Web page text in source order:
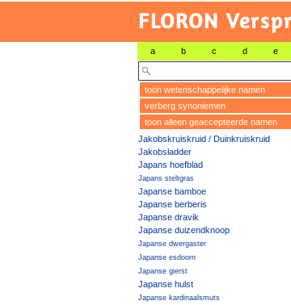
FLORON
a b c d e
toon wetenschappelijke namen
verberg synoniemen
toon alleen geaccepteerde namen
Jakobskruiskruid / Duinkruiskruid
Jakobsladder
Japans hoefblad
Japans steltgras
Japanse bamboe
Japanse berberis
Japanse dravik
Japanse duizendknoop
Japanse dwergaster
Japanse esdoorn
Japanse gierst
Japanse hulst
Japanse kardinaalsmuts